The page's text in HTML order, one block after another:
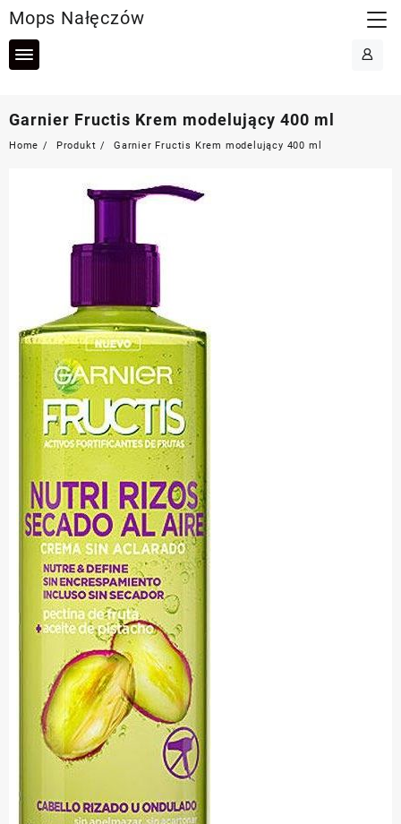
to
content
Mops Nałęczów
Garnier Fructis Krem modelujący 400 ml
Home Produkt Garnier Fructis Krem modelujący 400 ml